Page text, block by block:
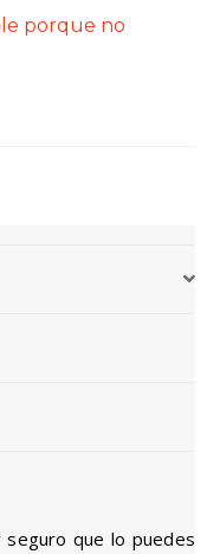
porque no
seguro que lo puedes